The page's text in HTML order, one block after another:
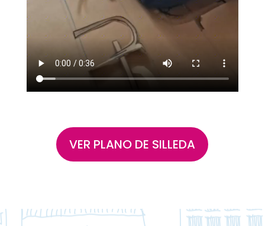
VER PLANO DE SILLEDA